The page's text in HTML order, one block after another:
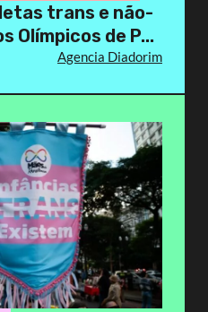
trans e não-
Olímpicos de P...
Agencia Diadorim